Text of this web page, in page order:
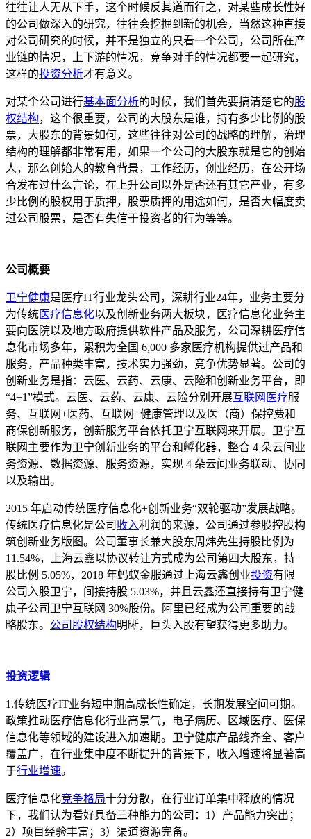
往往让人无从下手，这个时候反其道而行之，对某些成长性好
的公司做深入的研究，往往会挖掘到新的机会，当然这种直接
对公司研究的时候，并不是独立的只看一个公司，公司所在产
业链的情况，上下游的情况，竞争对手的情况都要一起研究，
这样的投资分析才有意义。
对某个公司进行基本面分析的时候，我们首先要搞清楚它的股
权结构，这个很重要，公司的大股东是谁，持有多少比例的股
票，大股东的背景如何，这些往往对公司的战略的理解，治理
结构的理解都非常有用，如果一个公司的大股东就是它的创始
人，那么创始人的教育背景，工作经历，创业经历，在公开场
合发布过什么言论，在上升公司以外是否还有其它产业，有多
少比例的股权用于质押，股票质押的用途如何，是否大幅度卖
过公司股票，是否有失信于投资者的行为等等。
公司概要
卫宁健康是医疗IT行业龙头公司，深耕行业24年，业务主要分
为传统医疗信息化以及创新业务两大板块，医疗信息化业务主
要向医院以及地方政府提供软件产品及服务，公司深耕医疗信
息化市场多年，累积为全国 6,000 多家医疗机构提供过产品和
服务，产品种类丰富，技术实力强劲，竞争优势显著。公司的
创新业务是指：云医、云药、云康、云险和创新业务平台，即
“4+1”模式。云医、云药、云康、云险分别开展互联网医疗服
务、互联网+医药、互联网+健康管理以及医（商）保控费和
商保创新服务，创新服务平台依托卫宁互联网来开展。卫宁互
联网主要作为卫宁创新业务的平台和孵化器，整合 4 朵云间业
务资源、数据资源、服务资源，实现 4 朵云间业务联动、协同
以及输出。
2015 年启动传统医疗信息化+创新业务“双轮驱动”发展战略。
传统医疗信息化是公司 收入利润的来源，公司通过参股控股构
筑创新业务版图。公司董事长兼大股东周炜先生持股比例为
11.54%，上海云鑫以协议转让方式成为公司第四大股东，持
股比例 5.05%，2018 年蚂蚁金服通过上海云鑫创业投资有限
公司入股卫宁，间接持股 5.03%，并且云鑫还直接持有卫宁健
康子公司卫宁互联网 30%股份。阿里已经成为公司重要的战
略股东。 公司股权结构明晰，巨头入股有望获得更多助力。
投资逻辑
1.传统医疗IT业务短中期高成长性确定，长期发展空间可期。
政策推动医疗信息化行业高景气，电子病历、区域医疗、医保
信息化等领域的建设进入加速期。卫宁健康产品线齐全、客户
覆盖广，在行业集中度不断提升的背景下，收入增速将显著高
于行业增速。
医疗信息化竞争格局十分分散，在行业订单集中释放的情况
下，我们认为看好具备三种能力的公司：1）产品能力突出；
2）项目经验丰富；3）渠道资源完备。